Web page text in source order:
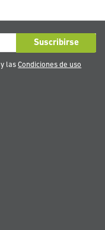
Suscribirse
y lasCondiciones de uso